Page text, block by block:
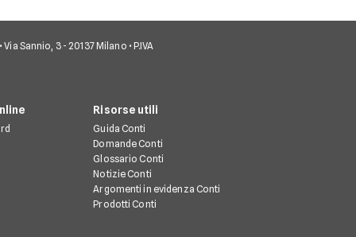
• Via Sannio, 3 - 20137 Milano • P.IVA
Risorse utili
Guida Conti
Domande Conti
Glossario Conti
Notizie Conti
Argomenti in evidenza Conti
Prodotti Conti